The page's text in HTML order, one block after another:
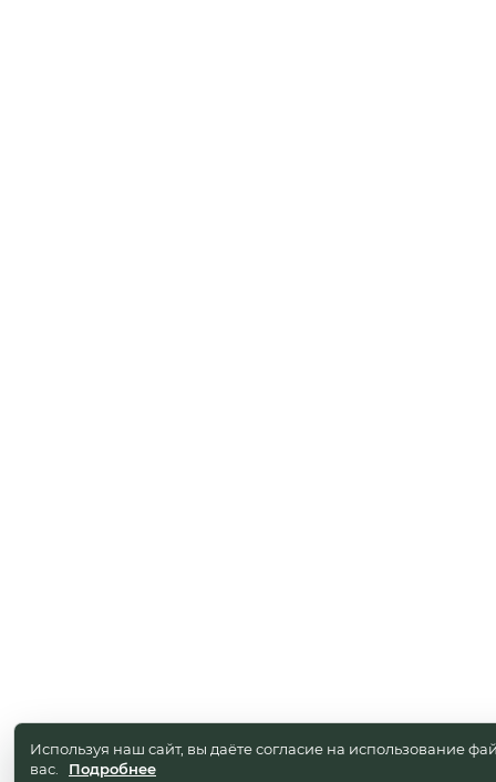
Используя наш сайт, вы даёте согласие на использование
вас.
Подробнее